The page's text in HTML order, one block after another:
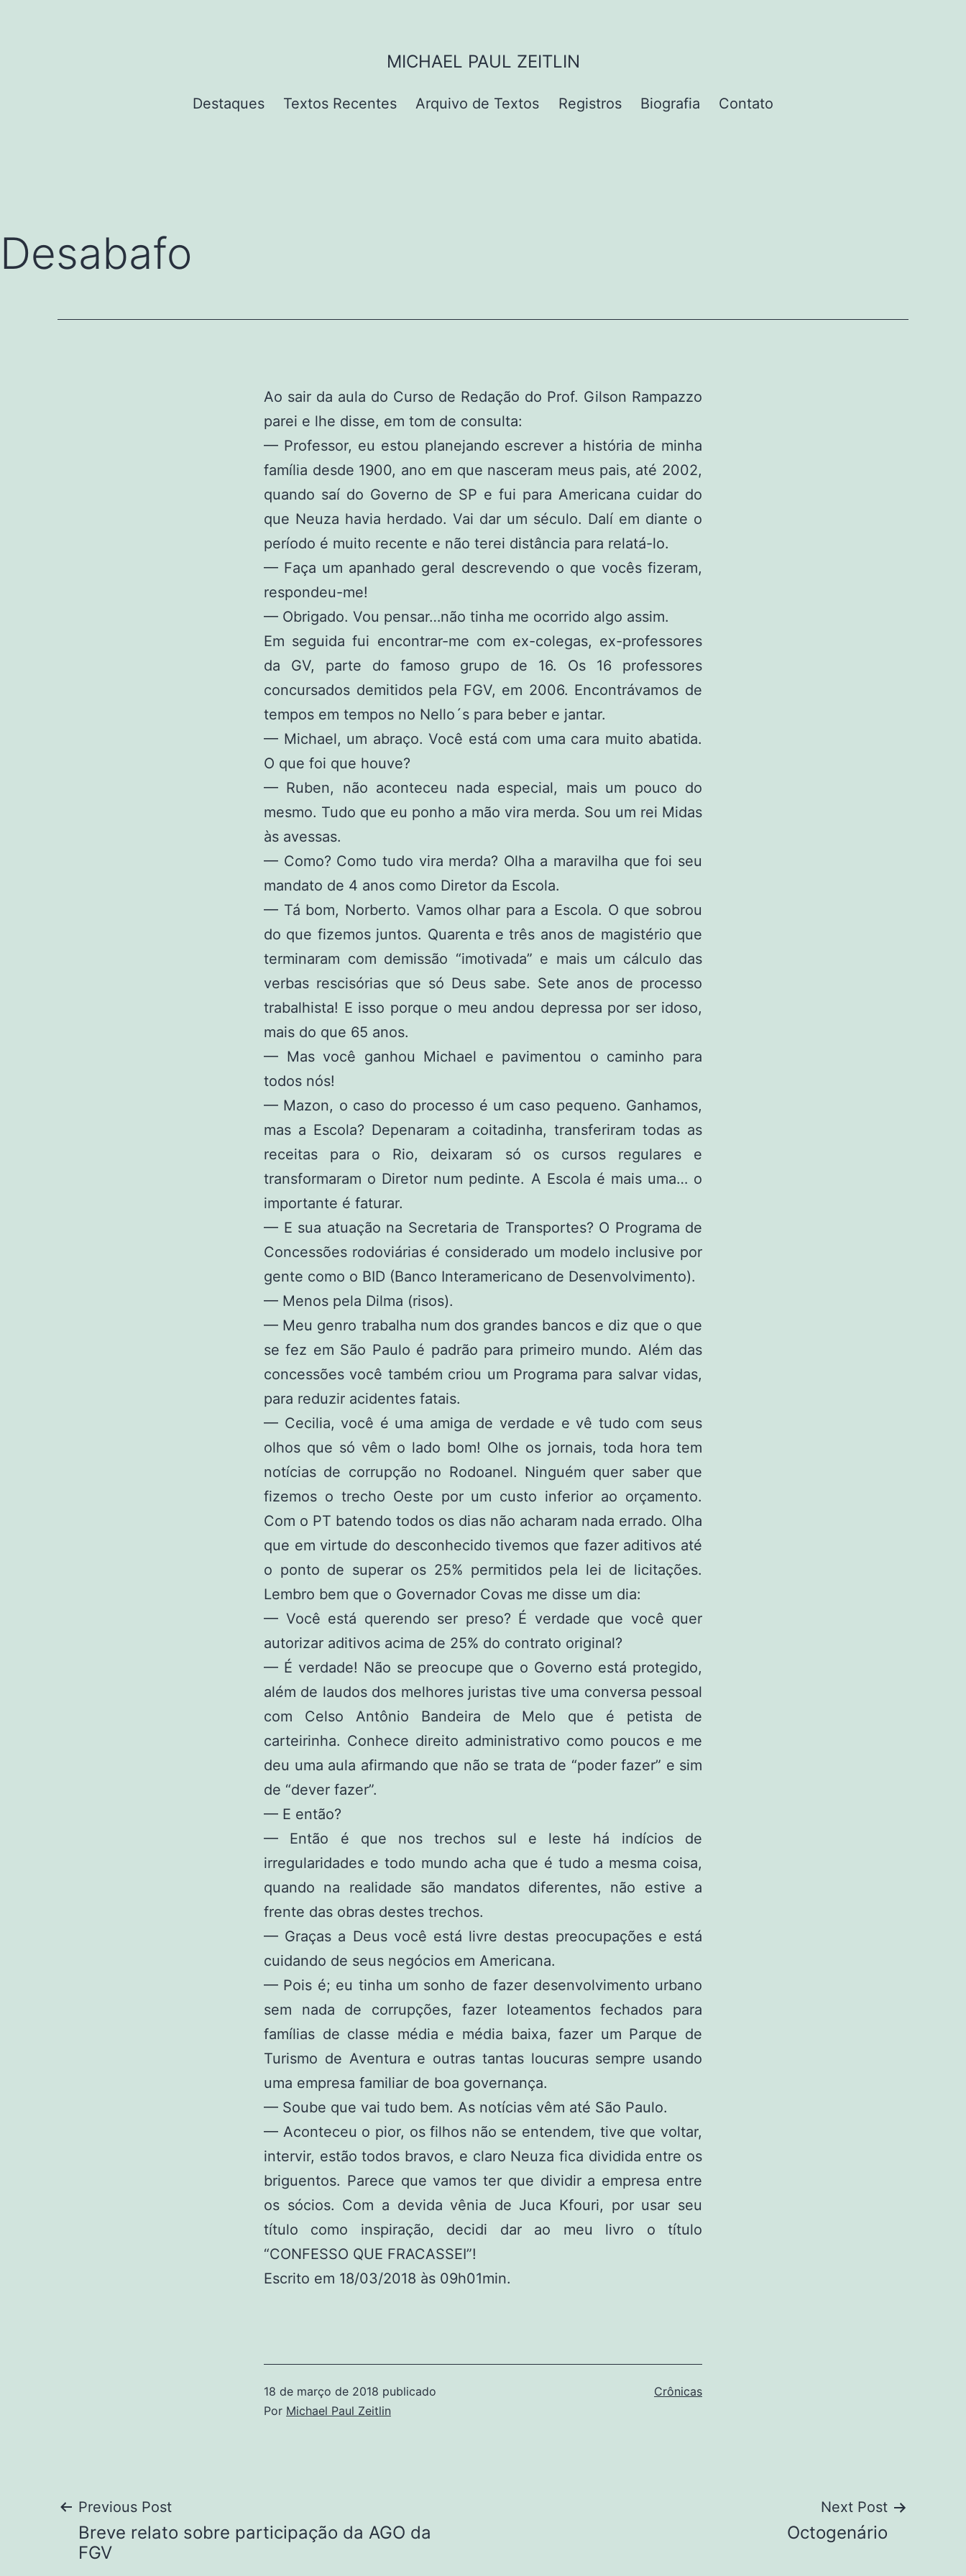
MICHAEL PAUL ZEITLIN
Destaques Textos Recentes Arquivo de Textos Registros Biografia Contato
Desabafo
Ao sair da aula do Curso de Redação do Prof. Gilson Rampazzo
parei e lhe disse, em tom de consulta:
— Professor, eu estou planejando escrever a história de minha
família desde 1900, ano em que nasceram meus pais, até 2002,
quando saí do Governo de SP e fui para Americana cuidar do
que Neuza havia herdado. Vai dar um século. Dalí em diante o
período é muito recente e não terei distância para relatá-lo.
— Faça um apanhado geral descrevendo o que vocês fizeram,
respondeu-me!
— Obrigado. Vou pensar…não tinha me ocorrido algo assim.
Em seguida fui encontrar-me com ex-colegas, ex-professores
da GV, parte do famoso grupo de 16. Os 16 professores
concursados demitidos pela FGV, em 2006. Encontrávamos de
tempos em tempos no Nello´s para beber e jantar.
— Michael, um abraço. Você está com uma cara muito abatida.
O que foi que houve?
— Ruben, não aconteceu nada especial, mais um pouco do
mesmo. Tudo que eu ponho a mão vira merda. Sou um rei Midas
às avessas.
— Como? Como tudo vira merda? Olha a maravilha que foi seu
mandato de 4 anos como Diretor da Escola.
— Tá bom, Norberto. Vamos olhar para a Escola. O que sobrou
do que fizemos juntos. Quarenta e três anos de magistério que
terminaram com demissão “imotivada” e mais um cálculo das
verbas rescisórias que só Deus sabe. Sete anos de processo
trabalhista! E isso porque o meu andou depressa por ser idoso,
mais do que 65 anos.
— Mas você ganhou Michael e pavimentou o caminho para
todos nós!
— Mazon, o caso do processo é um caso pequeno. Ganhamos,
mas a Escola? Depenaram a coitadinha, transferiram todas as
receitas para o Rio, deixaram só os cursos regulares e
transformaram o Diretor num pedinte. A Escola é mais uma… o
importante é faturar.
— E sua atuação na Secretaria de Transportes? O Programa de
Concessões rodoviárias é considerado um modelo inclusive por
gente como o BID (Banco Interamericano de Desenvolvimento).
— Menos pela Dilma (risos).
— Meu genro trabalha num dos grandes bancos e diz que o que
se fez em São Paulo é padrão para primeiro mundo. Além das
concessões você também criou um Programa para salvar vidas,
para reduzir acidentes fatais.
— Cecilia, você é uma amiga de verdade e vê tudo com seus
olhos que só vêm o lado bom! Olhe os jornais, toda hora tem
notícias de corrupção no Rodoanel. Ninguém quer saber que
fizemos o trecho Oeste por um custo inferior ao orçamento.
Com o PT batendo todos os dias não acharam nada errado. Olha
que em virtude do desconhecido tivemos que fazer aditivos até
o ponto de superar os 25% permitidos pela lei de licitações.
Lembro bem que o Governador Covas me disse um dia:
— Você está querendo ser preso? É verdade que você quer
autorizar aditivos acima de 25% do contrato original?
— É verdade! Não se preocupe que o Governo está protegido,
além de laudos dos melhores juristas tive uma conversa pessoal
com Celso Antônio Bandeira de Melo que é petista de
carteirinha. Conhece direito administrativo como poucos e me
deu uma aula afirmando que não se trata de “poder fazer” e sim
de “dever fazer”.
— E então?
— Então é que nos trechos sul e leste há indícios de
irregularidades e todo mundo acha que é tudo a mesma coisa,
quando na realidade são mandatos diferentes, não estive a
frente das obras destes trechos.
— Graças a Deus você está livre destas preocupações e está
cuidando de seus negócios em Americana.
— Pois é; eu tinha um sonho de fazer desenvolvimento urbano
sem nada de corrupções, fazer loteamentos fechados para
famílias de classe média e média baixa, fazer um Parque de
Turismo de Aventura e outras tantas loucuras sempre usando
uma empresa familiar de boa governança.
— Soube que vai tudo bem. As notícias vêm até São Paulo.
— Aconteceu o pior, os filhos não se entendem, tive que voltar,
intervir, estão todos bravos, e claro Neuza fica dividida entre os
briguentos. Parece que vamos ter que dividir a empresa entre
os sócios. Com a devida vênia de Juca Kfouri, por usar seu
título como inspiração, decidi dar ao meu livro o título
“CONFESSO QUE FRACASSEI”!
Escrito em 18/03/2018 às 09h01min.
18 de março de 2018 publicado
Por Michael Paul Zeitlin
Categorizado
Crônicas
Navegação
de
Previous Post
Breve relato sobre participação da AGO da
FGV
Next Post
Octogenário